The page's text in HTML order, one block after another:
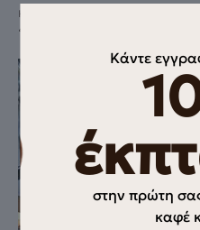
και δοσολογίας, ώστε να
“παραδοσιακό” extraction
Κάντε
στην πρώτη
καφέ